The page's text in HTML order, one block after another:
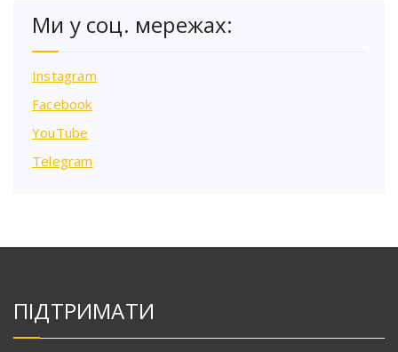
Ми у соц. мережах:
Instagram
Facebook
YouTube
Telegram
ПІДТРИМАТИ